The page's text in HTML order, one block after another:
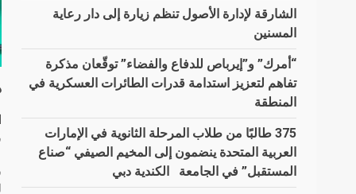
الشارقة لإدارة الأصول تنظم زيارة إلى دار رعاية
المسنين
“أمرك” و”إيرباص للدفاع والفضاء” توقّعان مذكرة
تفاهم لتعزيز استدامة قدرات الطائرات العسكرية في
المنطقة
375 طالبًا من طلاب المرحلة الثانوية في الإمارات
العربية المتحدة ينضمون إلى المخيم الصيفي “صناع
المستقبل” في الجامعة الكندية دبي